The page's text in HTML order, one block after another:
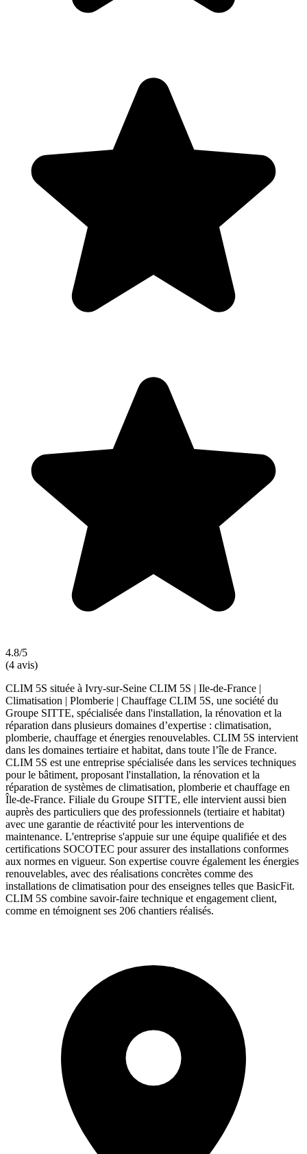
4.8/5
(4 avis)
CLIM 5S située à Ivry-sur-Seine CLIM 5S | Ile-de-France |
Climatisation | Plomberie | Chauffage CLIM 5S, une société du
Groupe SITTE, spécialisée dans l'installation, la rénovation et la
réparation dans plusieurs domaines d’expertise : climatisation,
plomberie, chauffage et énergies renouvelables. CLIM 5S intervient
dans les domaines tertiaire et habitat, dans toute l’île de France.
CLIM 5S est une entreprise spécialisée dans les services techniques
pour le bâtiment, proposant l'installation, la rénovation et la
réparation de systèmes de climatisation, plomberie et chauffage en
Île-de-France. Filiale du Groupe SITTE, elle intervient aussi bien
auprès des particuliers que des professionnels (tertiaire et habitat)
avec une garantie de réactivité pour les interventions de
maintenance. L'entreprise s'appuie sur une équipe qualifiée et des
certifications SOCOTEC pour assurer des installations conformes
aux normes en vigueur. Son expertise couvre également les énergies
renouvelables, avec des réalisations concrètes comme des
installations de climatisation pour des enseignes telles que BasicFit.
CLIM 5S combine savoir-faire technique et engagement client,
comme en témoignent ses 206 chantiers réalisés.